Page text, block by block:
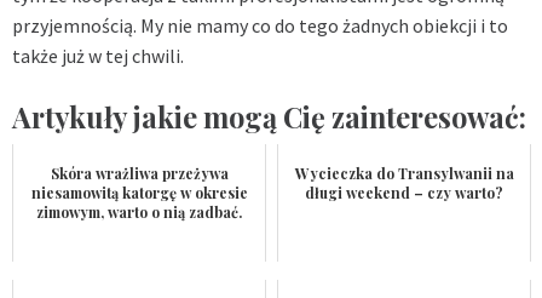
przyjemnością. My nie mamy co do tego żadnych obiekcji i to
także już w tej chwili.
Artykuły jakie mogą Cię zainteresować:
Skóra wrażliwa przeżywa
niesamowitą katorgę w okresie
zimowym, warto o nią zadbać.
Wycieczka do Transylwanii na
długi weekend – czy warto?